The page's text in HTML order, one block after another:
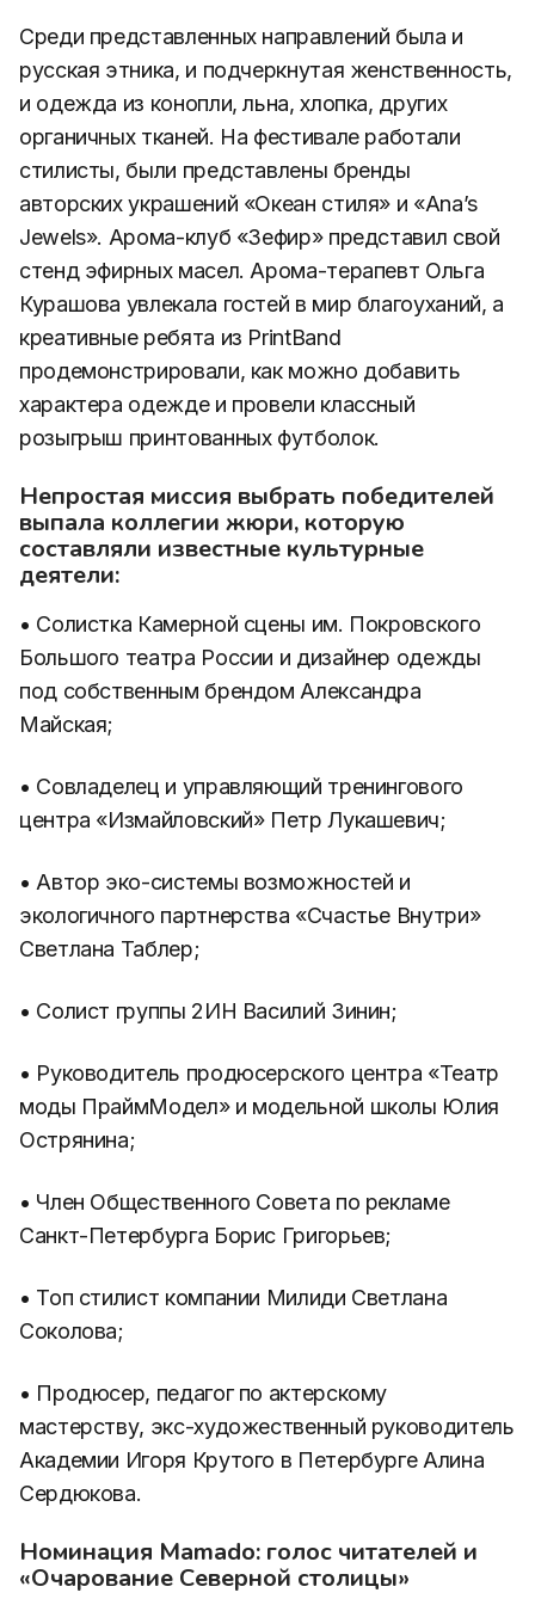
Среди представленных направлений была и
русская этника, и подчеркнутая женственность,
и одежда из конопли, льна, хлопка, других
органичных тканей. На фестивале работали
стилисты, были представлены бренды
авторских украшений «Океан стиля» и «Ana’s
Jewels». Арома-клуб «Зефир» представил свой
стенд эфирных масел. Арома-терапевт Ольга
Курашова увлекала гостей в мир благоуханий, а
креативные ребята из PrintBand
продемонстрировали, как можно добавить
характера одежде и провели классный
розыгрыш принтованных футболок.
Непростая миссия выбрать победителей
выпала коллегии жюри, которую
составляли известные культурные
деятели:
• Солистка Камерной сцены им. Покровского
Большого театра России и дизайнер одежды
под собственным брендом Александра
Майская;
• Совладелец и управляющий тренингового
центра «Измайловский» Петр Лукашевич;
• Автор эко-системы возможностей и
экологичного партнерства «Счастье Внутри»
Светлана Таблер;
• Солист группы 2ИН Василий Зинин;
• Руководитель продюсерского центра «Театр
моды ПраймМодел» и модельной школы Юлия
Острянина;
• Член Общественного Совета по рекламе
Санкт-Петербурга Борис Григорьев;
• Топ стилист компании Милиди Светлана
Соколова;
• Продюсер, педагог по актерскому
мастерству, экс-художественный руководитель
Академии Игоря Крутого в Петербурге Алина
Сердюкова.
Номинация Mamado: голос читателей и
«Очарование Северной столицы»